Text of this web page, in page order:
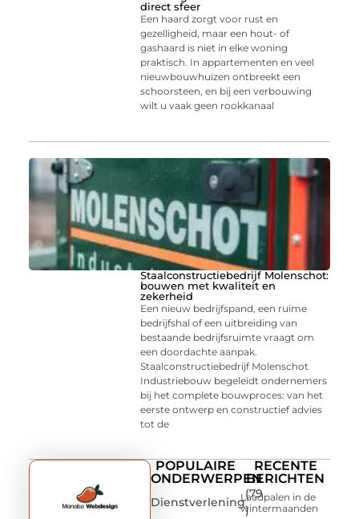
direct sfeer
Een haard zorgt voor rust en
gezelligheid, maar een hout- of
gashaard is niet in elke woning
praktisch. In appartementen en veel
nieuwbouwhuizen ontbreekt een
schoorsteen, en bij een verbouwing
wilt u vaak geen rookkanaal
Staalconstructiebedrijf Molenschot:
bouwen met kwaliteit en
zekerheid
Een nieuw bedrijfspand, een ruime
bedrijfshal of een uitbreiding van
bestaande bedrijfsruimte vraagt om
een doordachte aanpak.
Staalconstructiebedrijf Molenschot
Industriebouw begeleidt ondernemers
bij het complete bouwproces: van het
eerste ontwerp en constructief advies
tot de
POPULAIRE
ONDERWERPEN
Dienstverlening
(79
)
RECENTE
BERICHTEN
Laadpalen in de
wintermaanden